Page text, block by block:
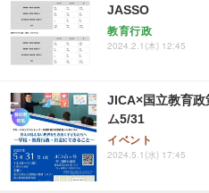
JASSO
教育行政
2024.2.1(木) 12:45
JICA×国立教育政
ム5/31
イベント
2024.5.1(水) 17:45